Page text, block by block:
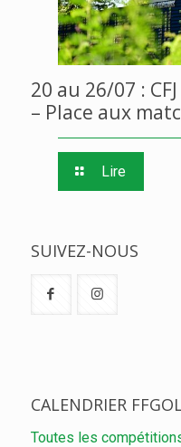
20 au 26/07 :
– Place aux
Lire
SUIVEZ-NOUS
CALENDRIER
Toutes les